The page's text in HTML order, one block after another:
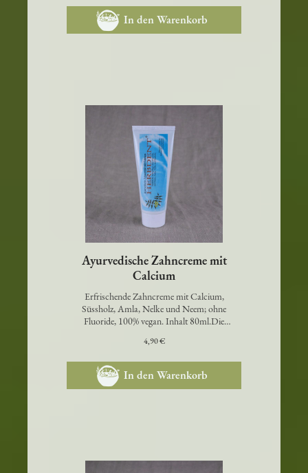
In den Warenkorb
Ayurvedische Zahncreme mit
Calcium
Erfrischende Zahncreme mit Calcium,
Süssholz, Amla, Nelke und Neem; ohne
Fluoride, 100% vegan. Inhalt 80ml.Die
erfrischende…
In den Warenkorb